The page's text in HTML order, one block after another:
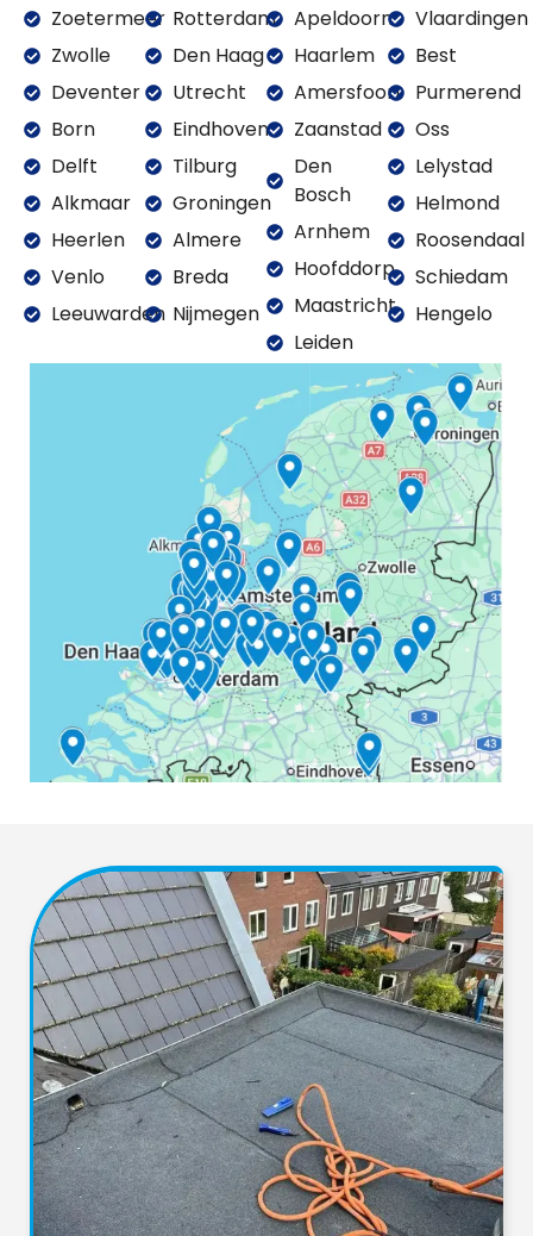
Zoetermeer
Zwolle
Deventer
Born
Delft
Alkmaar
Heerlen
Venlo
Leeuwarden
Rotterdam
Den Haag
Utrecht
Eindhoven
Tilburg
Groningen
Almere
Breda
Nijmegen
Apeldoorn
Haarlem
Amersfoort
Zaanstad
Den
Bosch
Arnhem
Hoofddorp
Maastricht
Leiden
Vlaardingen
Best
Purmerend
Oss
Lelystad
Helmond
Roosendaal
Schiedam
Hengelo